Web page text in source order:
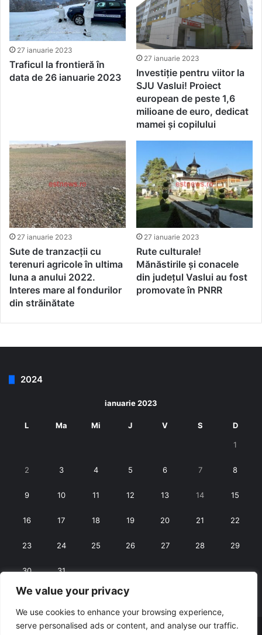
We value your privacy
We use cookies to enhance your browsing experience,
serve personalised ads or content, and analyse our traffic.
27 ianuarie 2023
Traficul la frontieră în
data de 26 ianuarie 2023
27 ianuarie 2023
Investiție pentru viitor la
SJU Vaslui! Proiect
european de peste 1,6
milioane de euro, dedicat
mamei și copilului
27 ianuarie 2023
Sute de tranzacții cu
terenuri agricole în ultima
luna a anului 2022.
Interes mare al fondurilor
din străinătate
27 ianuarie 2023
Rute culturale!
Mănăstirile și conacele
din județul Vaslui au fost
promovate în PNRR
2024
ianuarie 2023
L Ma Mi J V S D
1
2 3 4 5 6 7 8
9 10 11 12 13 14 15
16 17 18 19 20 21 22
23 24 25 26 27 28 29
30 31
« dec. feb. »